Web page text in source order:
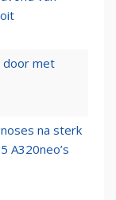
door met
na sterk
A320neo’s